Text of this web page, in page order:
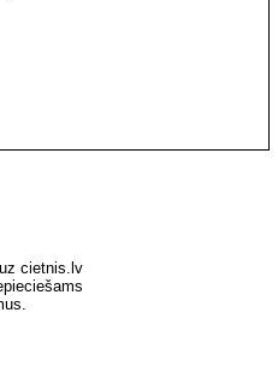
cietnis.lv